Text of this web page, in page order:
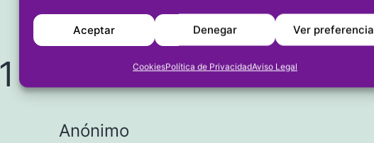
Aceptar Denegar Ver
CookiesPolítica de PrivacidadAviso Legal
1 comentario
Anónimo